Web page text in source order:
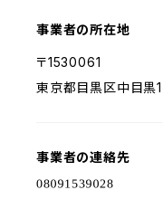
事業者の所在地
〒1530061
東京都目黒区中目
事業者の連絡先